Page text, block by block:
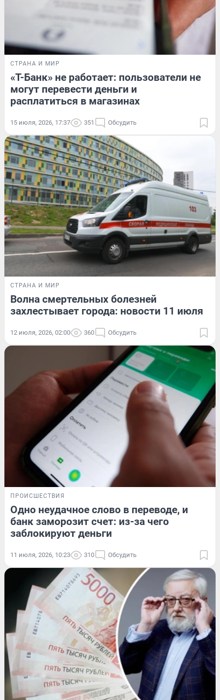
СТРАНА И МИР
«Т-Банк» не работает: пользователи не
могут перевести деньги и
расплатиться в магазинах
15 июля, 2026, 17:37 351 Обсудить
СТРАНА И МИР
Волна смертельных болезней
захлестывает города: новости 11 июля
12 июля, 2026, 02:00 360 Обсудить
ПРОИСШЕСТВИЯ
Одно неудачное слово в переводе, и
банк заморозит счет: из-за чего
заблокируют деньги
11 июля, 2026, 10:23 310 Обсудить